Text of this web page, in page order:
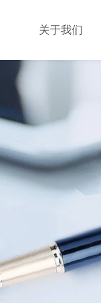
关于我们